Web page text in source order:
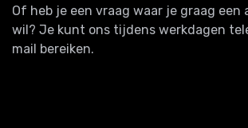
Of heb je een vraag waar je graag een
wil? Je kunt ons tijdens werkdagen
mail bereiken.